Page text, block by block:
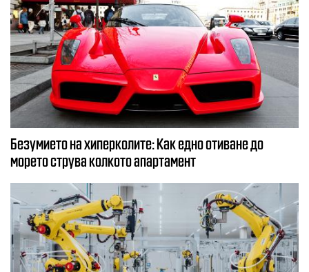
Безумието на хиперколите: Как едно отиване до
морето струва колкото апартамент